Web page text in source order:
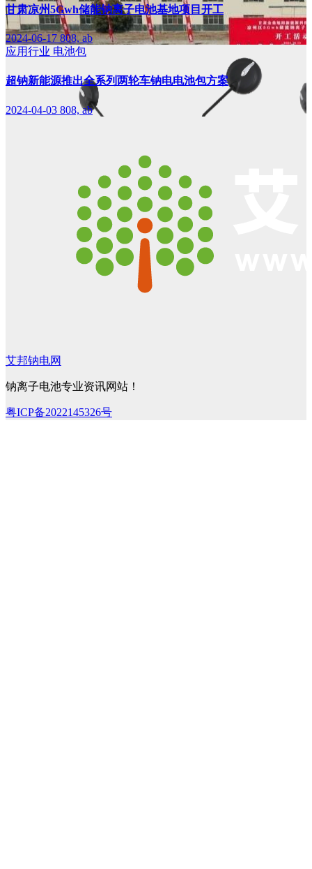
甘肃凉州5Gwh储能钠离子电池基地项目开工
2024-06-17 808, ab
应用行业 电池包
超钠新能源推出全系列两轮车钠电电池包方案
2024-04-03 808, ab
艾邦钠电网
钠离子电池专业资讯网站！
粤ICP备2022145326号